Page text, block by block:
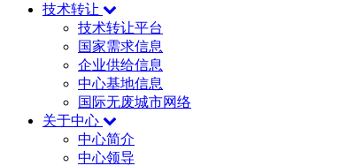
技术转让
技术转让平台
国家需求信息
企业供给信息
中心基地信息
国际无废城市网络
关于中心
中心简介
中心领导